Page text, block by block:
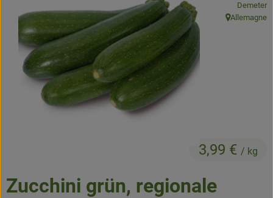
Obst & Gemüse
Kühltheke
Backwaren
Naturwaren
Zucchini grün, regionale
3,99 € / kg
Demeter
, Herkunft:
Allemagne